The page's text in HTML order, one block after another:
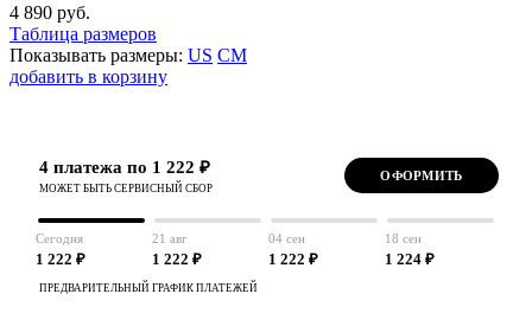
4 890 руб.
Таблица размеров
Показывать размеры: US CM
добавить в корзину
4 платежа по 1 222 ₽
МОЖЕТ БЫТЬ СЕРВИСНЫЙ СБОР
ОФОРМИТЬ
Сегодня
1 222 ₽
21 авг
1 222 ₽
04 сен
1 222 ₽
18 сен
1 224 ₽
ПРЕДВАРИТЕЛЬНЫЙ ГРАФИК ПЛАТЕЖЕЙ